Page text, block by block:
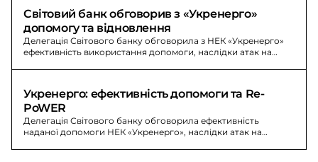
Світовий банк обговорив з «Укренерго»
допомогу та відновлення
Делегація Світового банку обговорила з НЕК «Укренерго»
ефективність використання допомоги, наслідки атак на
Укренерго: ефективність допомоги та Re-
PoWER
Делегація Світового банку обговорила ефективність
наданої допомоги НЕК «Укренерго», наслідки атак на